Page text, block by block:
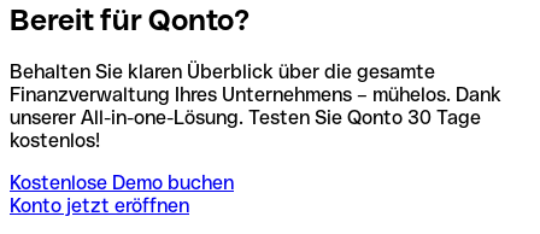
Bereit für Qonto?
Behalten Sie klaren Überblick über die gesamte
Finanzverwaltung Ihres Unternehmens – mühelos. Dank
unserer All-in-one-Lösung. Testen Sie Qonto 30 Tage
kostenlos!
Kostenlose Demo buchen
Konto jetzt eröffnen